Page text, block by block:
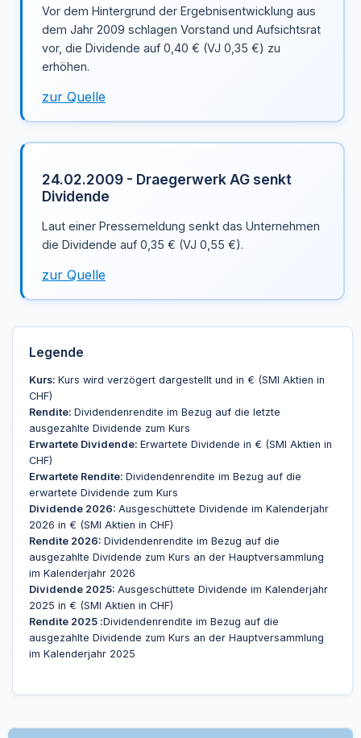
Vor dem Hintergrund der Ergebnisentwicklung aus
dem Jahr 2009 schlagen Vorstand und Aufsichtsrat
vor, die Dividende auf 0,40 € (VJ 0,35 €) zu
erhöhen.
zur Quelle
24.02.2009 - Draegerwerk AG senkt
Dividende
Laut einer Pressemeldung senkt das Unternehmen
die Dividende auf 0,35 € (VJ 0,55 €).
zur Quelle
Legende
Kurs: Kurs wird verzögert dargestellt und in € (SMI Aktien in
CHF)
Rendite: Dividendenrendite im Bezug auf die letzte
ausgezahlte Dividende zum Kurs
Erwartete Dividende: Erwartete Dividende in € (SMI Aktien in
CHF)
Erwartete Rendite: Dividendenrendite im Bezug auf die
erwartete Dividende zum Kurs
Dividende 2026: Ausgeschüttete Dividende im Kalenderjahr
2026 in € (SMI Aktien in CHF)
Rendite 2026: Dividendenrendite im Bezug auf die
ausgezahlte Dividende zum Kurs an der Hauptversammlung
im Kalenderjahr 2026
Dividende 2025: Ausgeschüttete Dividende im Kalenderjahr
2025 in € (SMI Aktien in CHF)
Rendite 2025 :Dividendenrendite im Bezug auf die
ausgezahlte Dividende zum Kurs an der Hauptversammlung
im Kalenderjahr 2025